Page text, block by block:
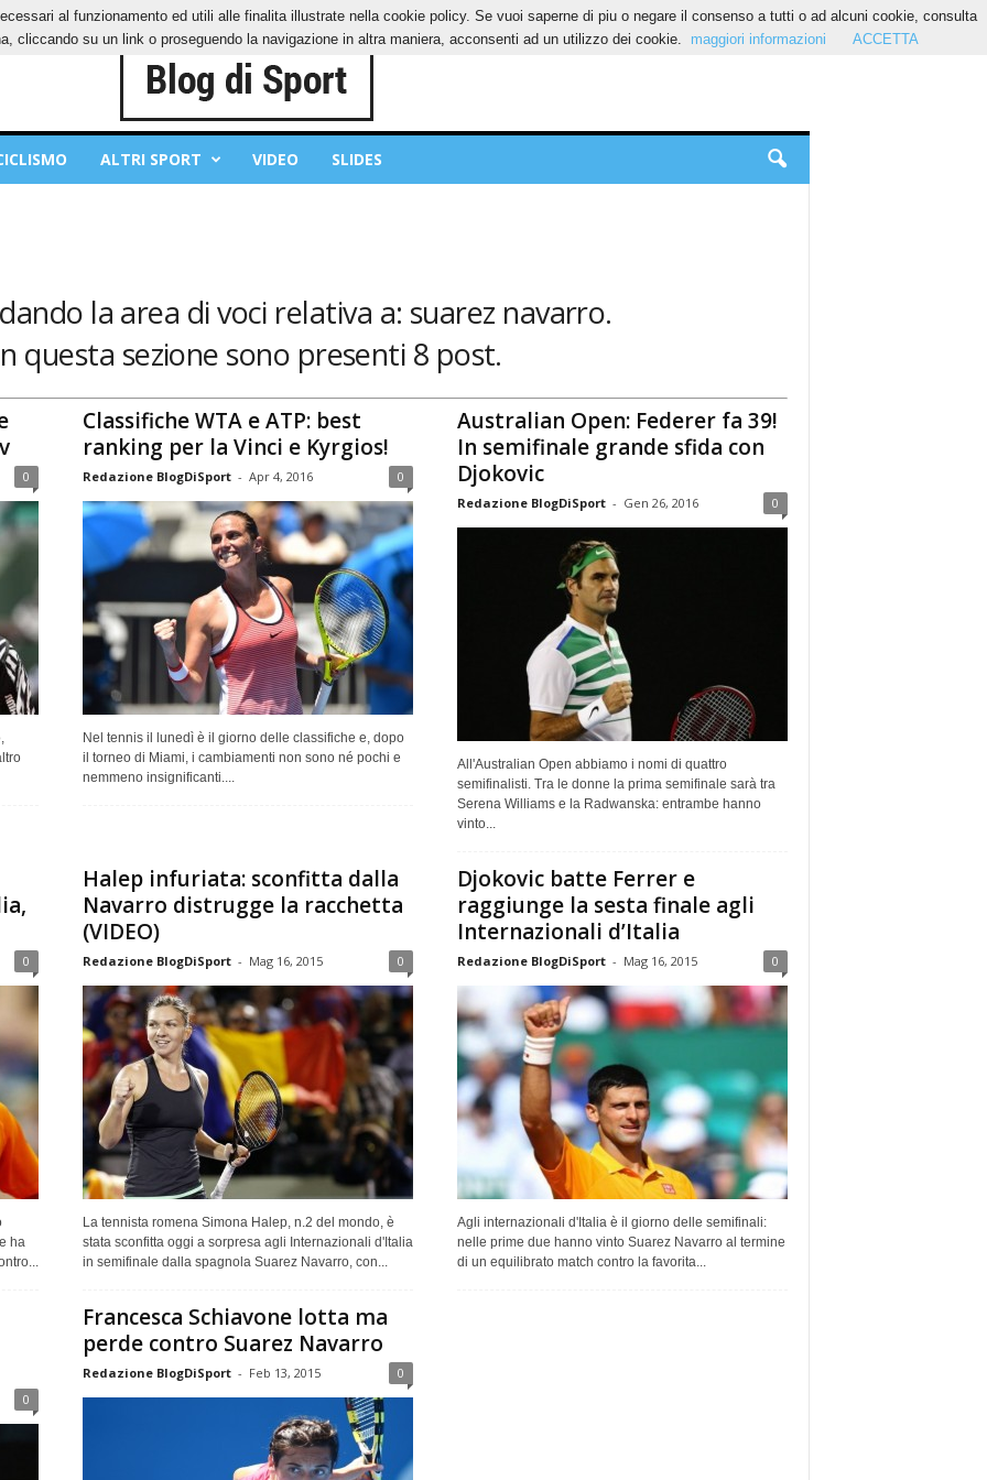
PRIVACY POLICY
ALTRI SPORT VIDEO SLIDES
la area di voci relativa a: suarez navarro.
questa sezione sono presenti 8 post.
0
Classifiche WTA e ATP: best
ranking per la Vinci e Kyrgios!
Redazione BlogDiSport - Apr 4, 2016 0
Nel tennis il lunedì è il giorno delle classifiche e, dopo
il torneo di Miami, i cambiamenti non sono né pochi e
nemmeno insignificanti....
Australian Open: Federer fa 39!
In semifinale grande sfida con
Djokovic
Redazione BlogDiSport - Gen 26, 2016 0
All'Australian Open abbiamo i nomi di quattro
semifinalisti. Tra le donne la prima semifinale sarà tra
Serena Williams e la Radwanska: entrambe hanno
vinto...
0
ha
Halep infuriata: sconfitta dalla
Navarro distrugge la racchetta
(VIDEO)
Redazione BlogDiSport - Mag 16, 2015 0
La tennista romena Simona Halep, n.2 del mondo, è
stata sconfitta oggi a sorpresa agli Internazionali d'Italia
in semifinale dalla spagnola Suarez Navarro, con...
Djokovic batte Ferrer e
raggiunge la sesta finale agli
Internazionali d’Italia
Redazione BlogDiSport - Mag 16, 2015 0
Agli internazionali d'Italia è il giorno delle semifinali:
nelle prime due hanno vinto Suarez Navarro al termine
di un equilibrato match contro la favorita...
0
Francesca Schiavone lotta ma
perde contro Suarez Navarro
Redazione BlogDiSport - Feb 13, 2015 0
al funzionamento ed utili alle finalita illustrate nella cookie policy. Se vuoi saperne di piu o negare il consenso a tutti o ad alcuni cookie, consulta
cliccando su un link o proseguendo la navigazione in altra maniera, acconsenti ad un utilizzo dei cookie.
maggiori informazioni ACCETTA